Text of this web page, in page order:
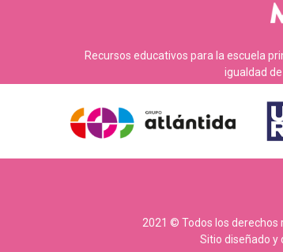
Recursos educativos para la escuela
igualdad
2021 © Todos los derechos
Sitio diseñado y